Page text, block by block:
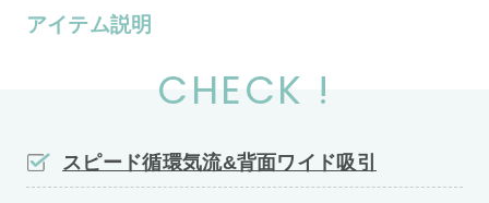
アイテム説明
CHECK !
スピード循環気流&背面ワイド吸引